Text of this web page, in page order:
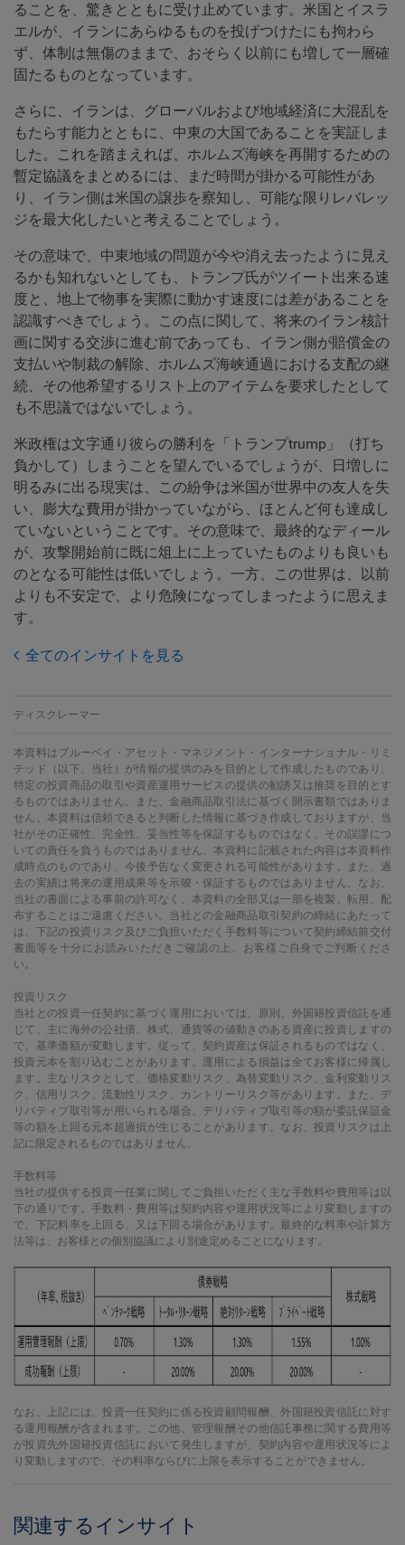
ることを、驚きとともに受け止めています。米国とイスラ
エルが、イランにあらゆるものを投げつけたにも拘わら
ず、体制は無傷のままで、おそらく以前にも増して一層確
固たるものとなっています。
さらに、イランは、グローバルおよび地域経済に大混乱を
もたらす能力とともに、中東の大国であることを実証しま
した。これを踏まえれば、ホルムズ海峡を再開するための
暫定協議をまとめるには、まだ時間が掛かる可能性があ
り、イラン側は米国の譲歩を察知し、可能な限りレバレッ
ジを最大化したいと考えることでしょう。
その意味で、中東地域の問題が今や消え去ったように見え
るかも知れないとしても、トランプ氏がツイート出来る速
度と、地上で物事を実際に動かす速度には差があることを
認識すべきでしょう。この点に関して、将来のイラン核計
画に関する交渉に進む前であっても、イラン側が賠償金の
支払いや制裁の解除、ホルムズ海峡通過における支配の継
続、その他希望するリスト上のアイテムを要求したとして
も不思議ではないでしょう。
米政権は文字通り彼らの勝利を「トランプtrump」（打ち
負かして）しまうことを望んでいるでしょうが、日増しに
明るみに出る現実は、この紛争は米国が世界中の友人を失
い、膨大な費用が掛かっていながら、ほとんど何も達成し
ていないということです。その意味で、最終的なディール
が、攻撃開始前に既に俎上に上っていたものよりも良いも
のとなる可能性は低いでしょう。一方、この世界は、以前
よりも不安定で、より危険になってしまったように思えま
す。
全てのインサイトを見る
ディスクレーマー
本資料はブルーベイ・アセット・マネジメント・インターナショナル・リミ
テッド（以下、当社）が情報の提供のみを目的として作成したものであり、
特定の投資商品の取引や資産運用サービスの提供の勧誘又は推奨を目的とす
るものではありません。また、金融商品取引法に基づく開示書類ではありま
せん。本資料は信頼できると判断した情報に基づき作成しておりますが、当
社がその正確性、完全性、妥当性等を保証するものではなく、その誤謬につ
いての責任を負うものではありません。本資料に記載された内容は本資料作
成時点のものであり、今後予告なく変更される可能性があります。また、過
去の実績は将来の運用成果等を示唆・保証するものではありません。なお、
当社の書面による事前の許可なく、本資料の全部又は一部を複製、転用、配
布することはご遠慮ください。当社との金融商品取引契約の締結にあたって
は、下記の投資リスク及びご負担いただく手数料等について契約締結前交付
書面等を十分にお読みいただきご確認の上、お客様ご自身でご判断くださ
い。
投資リスク
当社との投資一任契約に基づく運用においては、原則、外国籍投資信託を通
じて、主に海外の公社債、株式、通貨等の値動きのある資産に投資しますの
で、基準価額が変動します。従って、契約資産は保証されるものではなく、
投資元本を割り込むことがあります。運用による損益は全てお客様に帰属し
ます。主なリスクとして、価格変動リスク、為替変動リスク、金利変動リス
ク、信用リスク、流動性リスク、カントリーリスク等があります。また、デ
リバティブ取引等が用いられる場合、デリバティブ取引等の額が委託保証金
等の額を上回る元本超過損が生じることがあります。なお、投資リスクは上
記に限定されるものではありません。
手数料等
当社の提供する投資一任業に関してご負担いただく主な手数料や費用等は以
下の通りです。手数料・費用等は契約内容や運用状況等により変動しますの
で、下記料率を上回る、又は下回る場合があります。最終的な料率や計算方
法等は、お客様との個別協議により別途定めることになります。
なお、上記には、投資一任契約に係る投資顧問報酬、外国籍投資信託に対す
る運用報酬が含まれます。この他、管理報酬その他信託事務に関する費用等
が投資先外国籍投資信託において発生しますが、契約内容や運用状況等によ
り変動しますので、その料率ならびに上限を表示することができません。
関連するインサイト